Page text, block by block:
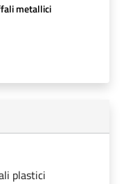
metallici
plastici